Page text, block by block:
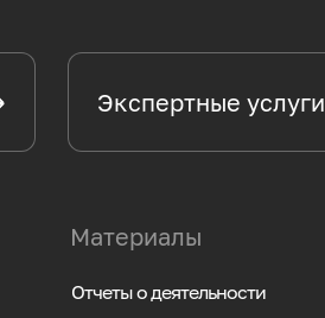
Экспертные услуги
Материалы
Отчеты о деятельности